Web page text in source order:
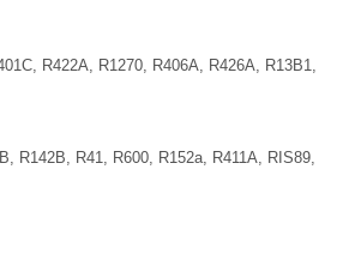
R422A, R1270, R406A, R426A, R13B1,
R142B, R41, R600, R152a, R411A, RIS89,